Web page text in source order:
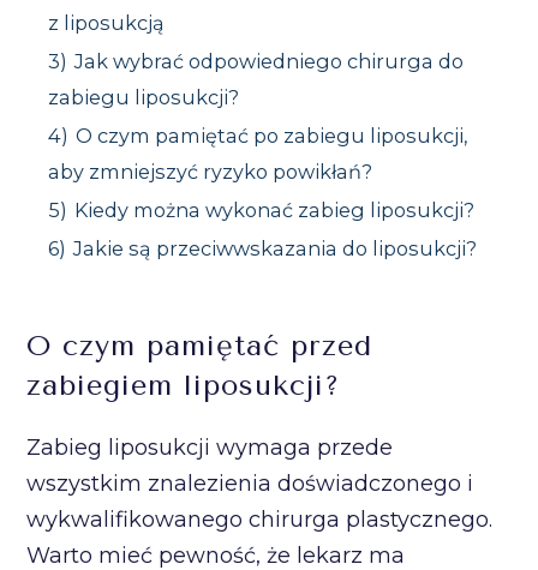
z liposukcją
3) Jak wybrać odpowiedniego chirurga do
zabiegu liposukcji?
4) O czym pamiętać po zabiegu liposukcji,
aby zmniejszyć ryzyko powikłań?
5) Kiedy można wykonać zabieg liposukcji?
6) Jakie są przeciwwskazania do liposukcji?
O czym pamiętać przed
zabiegiem liposukcji?
Zabieg liposukcji wymaga przede
wszystkim znalezienia doświadczonego i
wykwalifikowanego chirurga plastycznego.
Warto mieć pewność, że lekarz ma